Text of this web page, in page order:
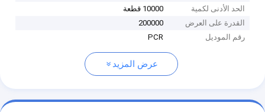
الحد الأدنى لكمية
10000 قطعة
القدرة على العرض
200000
رقم الموديل
PCR
عرض المزيد